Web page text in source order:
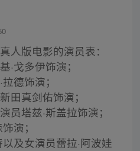
真人版电影的演员表：
·戈多伊饰演；
德饰演；
田真剑佑饰演；
员塔兹·斯盖拉饰演；
演；
及女演员蕾拉·阿波娃